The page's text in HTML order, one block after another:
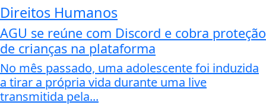
Direitos Humanos
AGU se reúne com Discord e cobra proteção
de crianças na plataforma
No mês passado, uma adolescente foi induzida
a tirar a própria vida durante uma live
transmitida pela...